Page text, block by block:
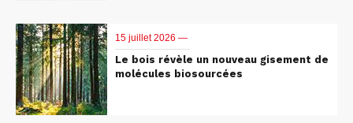
15 juillet 2026 —
Le bois révèle un nouveau gisement de
molécules biosourcées